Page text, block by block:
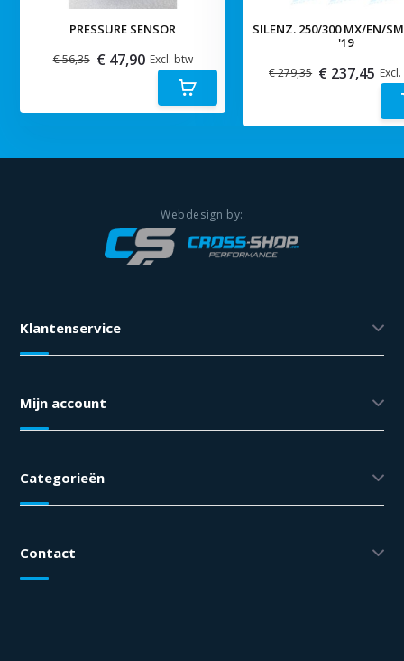
PRESSURE SENSOR
€ 56,35 € 47,90 Excl. btw
SILENZ. 250/300 MX/EN/
'19
€ 279,35 € 237,45
Klantenservice
Mijn account
Categorieën
Contact